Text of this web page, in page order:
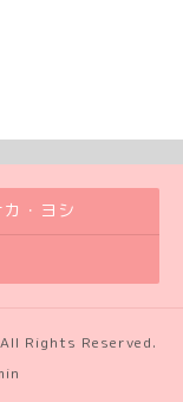
・ヨシ
Rights Reserved.